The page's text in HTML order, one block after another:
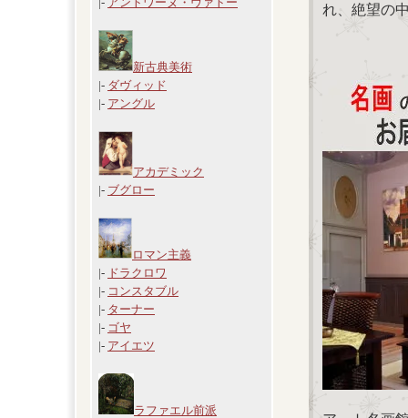
新古典美術
|- ダヴィッド
|- アングル
アカデミック
|- ブグロー
ロマン主義
|- ドラクロワ
|- コンスタブル
|- ターナー
|- ゴヤ
|- アイエツ
ラファエル前派
れ、絶望の